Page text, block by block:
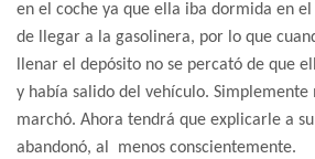
en el coche ya que ella iba dormida en
de llegar a la gasolinera, por lo que
llenar el depósito no se percató de que
y había salido del vehículo. Simplemente
marchó. Ahora tendrá que explicarle a
abandonó, al menos conscientemente.